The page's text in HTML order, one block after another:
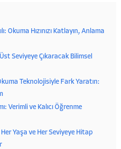
Okuma Hızınızı Katlayın, Anlama
Seviyeye Çıkaracak Bilimsel
Teknolojisiyle Fark Yaratın:
Verimli ve Kalıcı Öğrenme
Yaşa ve Her Seviyeye Hitap